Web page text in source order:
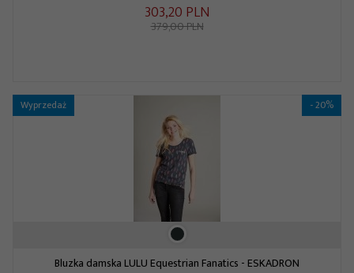
303,20 PLN
379,00 PLN
Wyprzedaż - 20%
Bluzka damska LULU Equestrian Fanatics - ESKADRON